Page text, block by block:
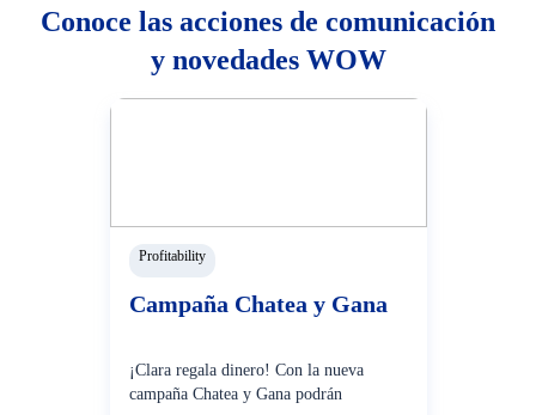
Conoce las acciones de comunicación
y novedades WOW
Profitability
Campaña Chatea y Gana
¡Clara regala dinero! Con la nueva
campaña Chatea y Gana podrán